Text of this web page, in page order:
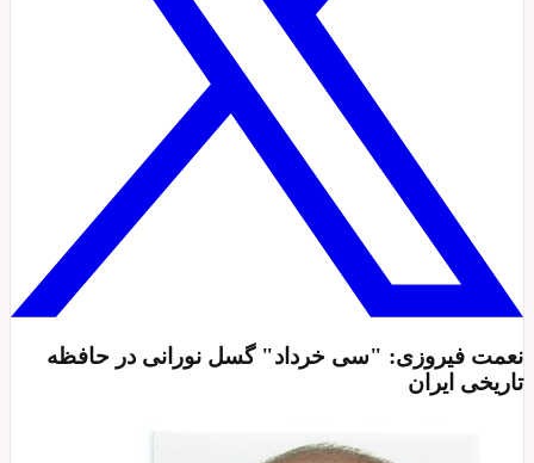
نعمت فیروزی: "سی خرداد" گسل نورانی در حافظه
تاریخی ایران